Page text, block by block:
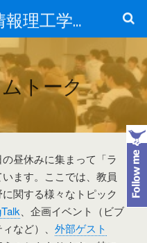
京都産業大学 情報理工学部 ／ 大学院 先端情報学研究科の関連情報
トーク
昼休みに集まって「ラ
ます。ここでは、教員
関する様々なトピック
、企画イベント（ビブ
など）、 外部ゲスト